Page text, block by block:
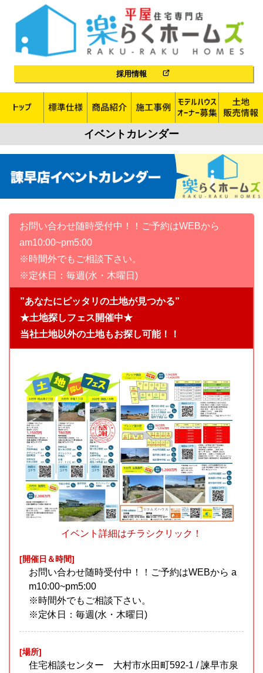
採用情報
イベントカレンダー
お問い合わせ随時受付中！！ご予約はWEBから
am10:00~pm5:00
※時間外でもご相談下さい。
※定休日：毎週(水・木曜日)
”あなたにピッタリの土地が見つかる”
★土地探しフェス開催中★
当社土地以外の土地もお探し可能！！
イベント詳細はチラシクリック！
[開催日＆時間]
お問い合わせ随時受付中！！ご予約はWEBから a
m10:00~pm5:00
※時間外でもご相談下さい。
※定休日：毎週(水・木曜日)
[場所]
住宅相談センター 大村市水田町592-1 / 諫早市泉